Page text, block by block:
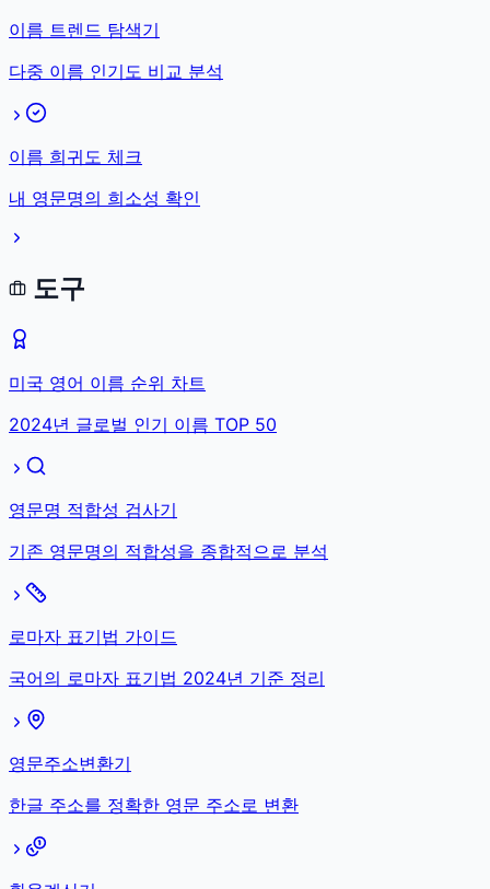
이름 트렌드 탐색기
다중 이름 인기도 비교 분석
이름 희귀도 체크
내 영문명의 희소성 확인
도구
미국 영어 이름 순위 차트
2024년 글로벌 인기 이름 TOP 50
영문명 적합성 검사기
기존 영문명의 적합성을 종합적으로 분석
로마자 표기법 가이드
국어의 로마자 표기법 2024년 기준 정리
영문주소변환기
한글 주소를 정확한 영문 주소로 변환